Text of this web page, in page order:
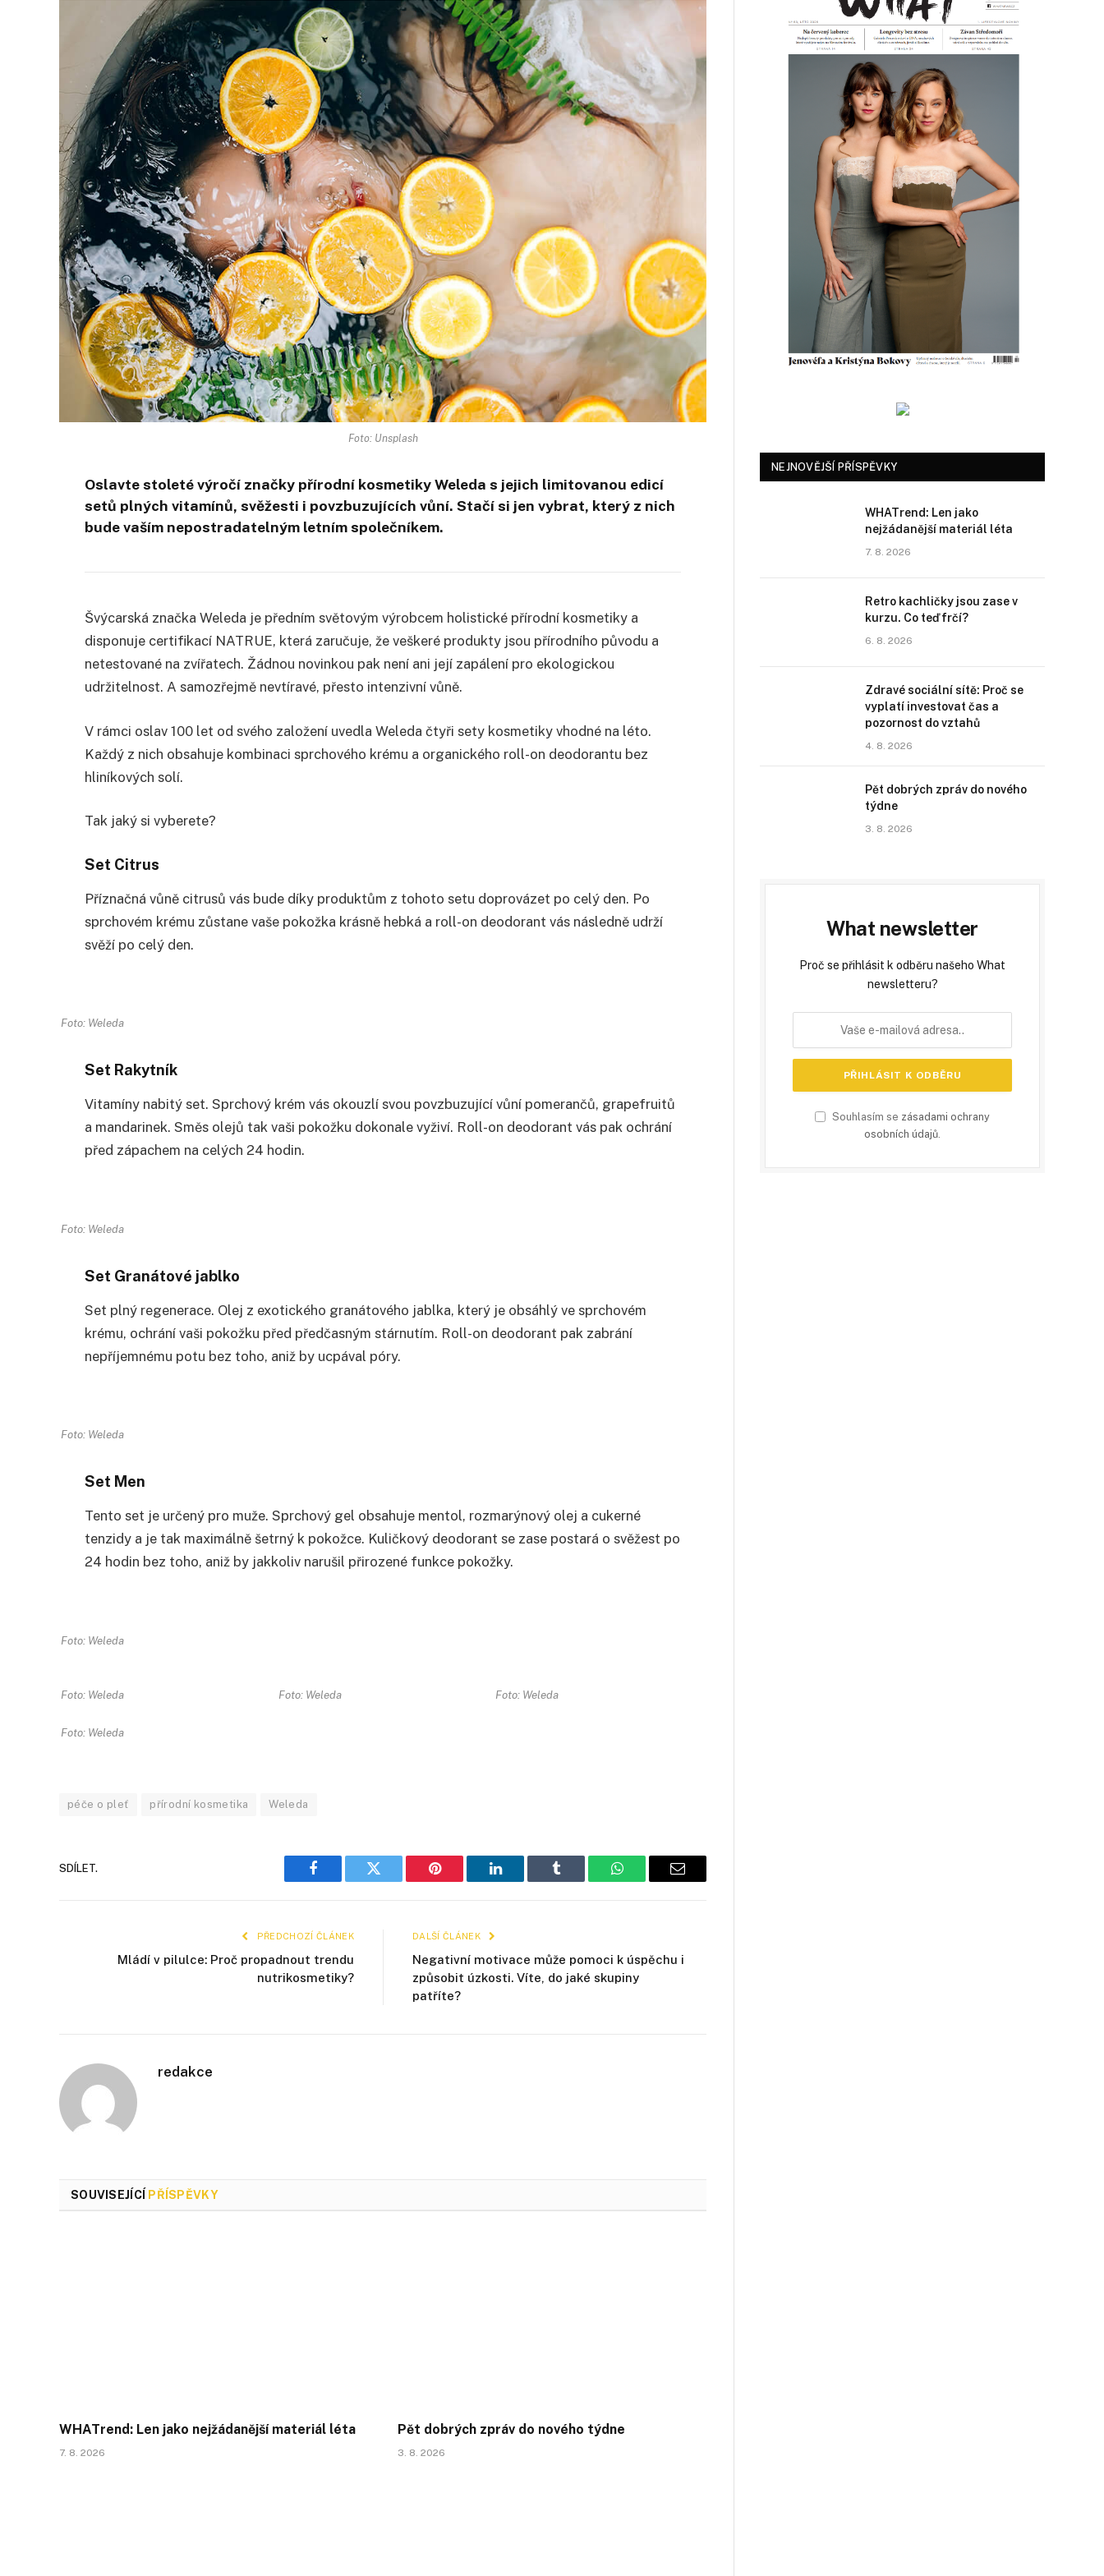
Foto: Unsplash
Oslavte stoleté výročí značky přírodní kosmetiky Weleda s jejich limitovanou edicí
setů plných vitamínů, svěžesti i povzbuzujících vůní. Stačí si jen vybrat, který z nich
bude vaším nepostradatelným letním společníkem.
Švýcarská značka Weleda je předním světovým výrobcem holistické přírodní kosmetiky a
disponuje certifikací NATRUE, která zaručuje, že veškeré produkty jsou přírodního původu a
netestované na zvířatech. Žádnou novinkou pak není ani její zapálení pro ekologickou
udržitelnost. A samozřejmě nevtíravé, přesto intenzivní vůně.
V rámci oslav 100 let od svého založení uvedla Weleda čtyři sety kosmetiky vhodné na léto.
Každý z nich obsahuje kombinaci sprchového krému a organického roll-on deodorantu bez
hliníkových solí.
Tak jaký si vyberete?
Set Citrus
Příznačná vůně citrusů vás bude díky produktům z tohoto setu doprovázet po celý den. Po
sprchovém krému zůstane vaše pokožka krásně hebká a roll-on deodorant vás následně udrží
svěží po celý den.
Foto: Weleda
Set Rakytník
Vitamíny nabitý set. Sprchový krém vás okouzlí svou povzbuzující vůní pomerančů, grapefruitů
a mandarinek. Směs olejů tak vaši pokožku dokonale vyživí. Roll-on deodorant vás pak ochrání
před zápachem na celých 24 hodin.
Foto: Weleda
Set Granátové jablko
Set plný regenerace. Olej z exotického granátového jablka, který je obsáhlý ve sprchovém
krému, ochrání vaši pokožku před předčasným stárnutím. Roll-on deodorant pak zabrání
nepříjemnému potu bez toho, aniž by ucpával póry.
Foto: Weleda
Set Men
Tento set je určený pro muže. Sprchový gel obsahuje mentol, rozmarýnový olej a cukerné
tenzidy a je tak maximálně šetrný k pokožce. Kuličkový deodorant se zase postará o svěžest po
24 hodin bez toho, aniž by jakkoliv narušil přirozené funkce pokožky.
Foto: Weleda
Foto: Weleda Foto: Weleda Foto: Weleda
Foto: Weleda
péče o pleť přírodní kosmetika Weleda
SDÍLET.
Facebook Twitter Pinterest LinkedIn Tumblr WhatsAppE-
PŘEDCHOZÍ ČLÁNEK
Mládí v pilulce: Proč propadnout trendu
nutrikosmetiky?
DALŠÍ ČLÁNEK
Negativní motivace může pomoci k úspěchu i
způsobit úzkosti. Víte, do jaké skupiny
patříte?
redakce
SOUVISEJÍCÍ PŘÍSPĚVKY
WHATrend: Len jako nejžádanější materiál léta
7. 8. 2026
Pět dobrých zpráv do nového týdne
3. 8. 2026
NEJNOVĚJŠÍ PŘÍSPĚVKY
WHATrend: Len jako
nejžádanější materiál léta
7. 8. 2026
Retro kachličky jsou zase v
kurzu. Co teď frčí?
6. 8. 2026
Zdravé sociální sítě: Proč se
vyplatí investovat čas a
pozornost do vztahů
4. 8. 2026
Pět dobrých zpráv do nového
týdne
3. 8. 2026
What newsletter
Proč se přihlásit k odběru našeho What
newsletteru?
Souhlasím se zásadami ochrany
osobních údajů